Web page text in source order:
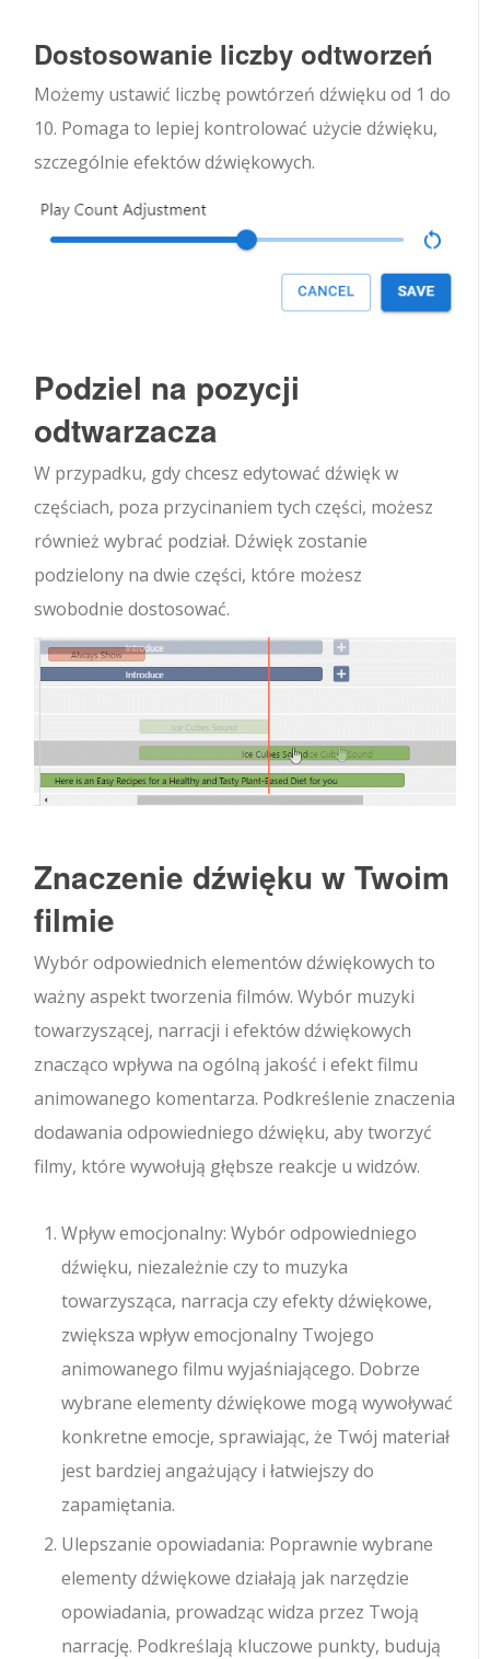
Dostosowanie liczby odtworzeń
Możemy ustawić liczbę powtórzeń dźwięku od 1 do
10. Pomaga to lepiej kontrolować użycie dźwięku,
szczególnie efektów dźwiękowych.
Podziel na pozycji
odtwarzacza
W przypadku, gdy chcesz edytować dźwięk w
częściach, poza przycinaniem tych części, możesz
również wybrać podział. Dźwięk zostanie
podzielony na dwie części, które możesz
swobodnie dostosować.
Znaczenie dźwięku w Twoim
filmie
Wybór odpowiednich elementów dźwiękowych to
ważny aspekt tworzenia filmów. Wybór muzyki
towarzyszącej, narracji i efektów dźwiękowych
znacząco wpływa na ogólną jakość i efekt filmu
animowanego komentarza. Podkreślenie znaczenia
dodawania odpowiedniego dźwięku, aby tworzyć
filmy, które wywołują głębsze reakcje u widzów.
Wpływ emocjonalny: Wybór odpowiedniego
dźwięku, niezależnie czy to muzyka
towarzysząca, narracja czy efekty dźwiękowe,
zwiększa wpływ emocjonalny Twojego
animowanego filmu wyjaśniającego. Dobrze
wybrane elementy dźwiękowe mogą wywoływać
konkretne emocje, sprawiając, że Twój materiał
jest bardziej angażujący i łatwiejszy do
zapamiętania.
Ulepszanie opowiadania: Poprawnie wybrane
elementy dźwiękowe działają jak narzędzie
opowiadania, prowadząc widza przez Twoją
narrację. Podkreślają kluczowe punkty, budują